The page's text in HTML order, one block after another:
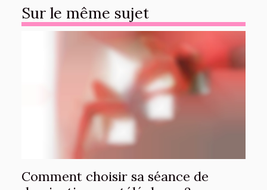
Sur le même sujet
Comment choisir sa séance de